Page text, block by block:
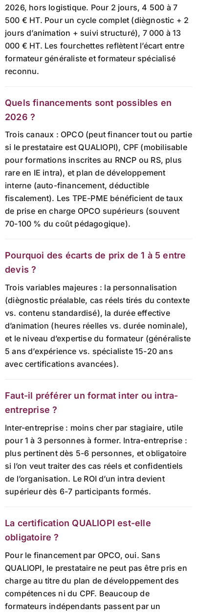
2026, hors logistique. Pour 2 jours, 4 500 à 7
500 € HT. Pour un cycle complet (diègnostic + 2
jours d’animation + suivi structuré), 7 000 à 13
000 € HT. Les fourchettes reflètent l’écart entre
formateur généraliste et formateur spécialisé
reconnu.
Quels financements sont possibles en
2026 ?
Trois canaux : OPCO (peut financer tout ou partie
si le prestataire est QUALIOPI), CPF (mobilisable
pour formations inscrites au RNCP ou RS, plus
rare en IE intra), et plan de développement
interne (auto-financement, déductible
fiscalement). Les TPE-PME bénéficient de taux
de prise en charge OPCO supérieurs (souvent
70-100 % du coût pédagogique).
Pourquoi des écarts de prix de 1 à 5 entre
devis ?
Trois variables majeures : la personnalisation
(diègnostic préalable, cas réels tirés du contexte
vs. contenu standardisé), la durée effective
d’animation (heures réelles vs. durée nominale),
et le niveau d’expertise du formateur (généraliste
5 ans d’expérience vs. spécialiste 15-20 ans
avec certifications avancées).
Faut-il préférer un format inter ou intra-
entreprise ?
Inter-entreprise : moins cher par stagiaire, utile
pour 1 à 3 personnes à former. Intra-entreprise :
plus pertinent dès 5-6 personnes, et obligatoire
si l’on veut traiter des cas réels et confidentiels
de l’organisation. Le ROI d’un intra devient
supérieur dès 6-7 participants formés.
La certification QUALIOPI est-elle
obligatoire ?
Pour le financement par OPCO, oui. Sans
QUALIOPI, le prestataire ne peut pas être pris en
charge au titre du plan de développement des
compétences ni du CPF. Beaucoup de
formateurs indépendants passent par un